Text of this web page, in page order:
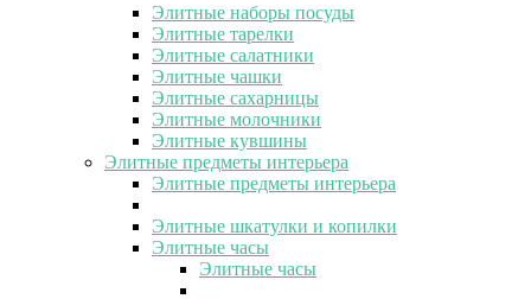
Элитные наборы посуды
Элитные тарелки
Элитные салатники
Элитные чашки
Элитные сахарницы
Элитные молочники
Элитные кувшины
Элитные предметы интерьера
Элитные предметы интерьера
Элитные шкатулки и копилки
Элитные часы
Элитные часы